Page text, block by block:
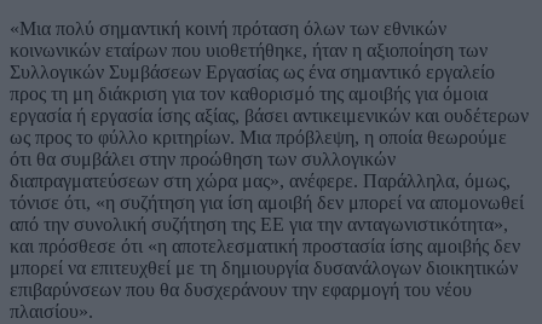
«Μια πολύ σημαντική κοινή πρόταση όλων των εθνικών
κοινωνικών εταίρων που υιοθετήθηκε, ήταν η αξιοποίηση των
Συλλογικών Συμβάσεων Εργασίας ως ένα σημαντικό εργαλείο
προς τη μη διάκριση για τον καθορισμό της αμοιβής για όμοια
εργασία ή εργασία ίσης αξίας, βάσει αντικειμενικών και ουδέτερων
ως προς το φύλλο κριτηρίων. Μια πρόβλεψη, η οποία θεωρούμε
ότι θα συμβάλει στην προώθηση των συλλογικών
διαπραγματεύσεων στη χώρα μας», ανέφερε. Παράλληλα, όμως,
τόνισε ότι, «η συζήτηση για ίση αμοιβή δεν μπορεί να απομονωθεί
από την συνολική συζήτηση της ΕΕ για την ανταγωνιστικότητα»,
και πρόσθεσε ότι «η αποτελεσματική προστασία ίσης αμοιβής δεν
μπορεί να επιτευχθεί με τη δημιουργία δυσανάλογων διοικητικών
επιβαρύνσεων που θα δυσχεράνουν την εφαρμογή του νέου
πλαισίου».